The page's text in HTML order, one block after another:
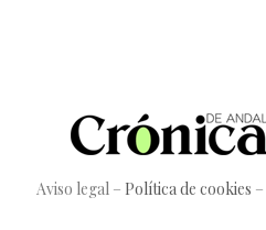
Aviso legal– Política de cookies –